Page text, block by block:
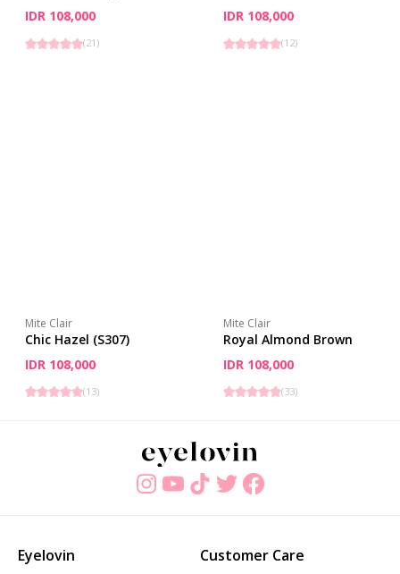
IDR 108,000
(21 )
IDR 108,000
(12)
Mite Clair
Chic Hazel (S307)
IDR 108,000
(13)
Mite Clair
Royal Almond Brown
IDR 108,000
(33)
Eyelovin Customer Care